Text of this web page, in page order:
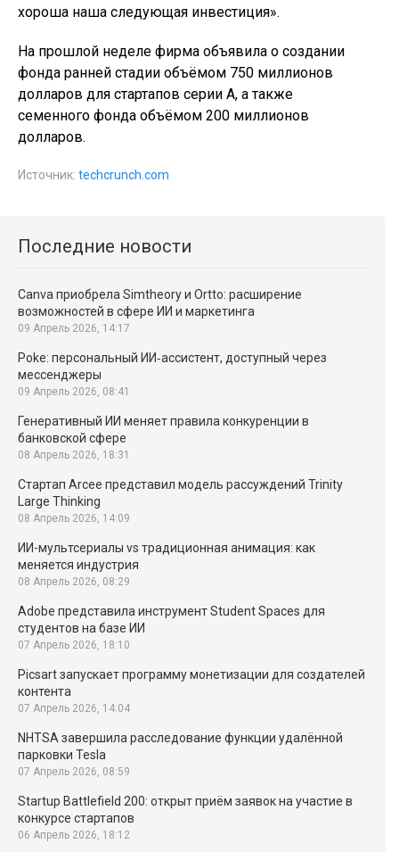
хороша наша следующая инвестиция».
На прошлой неделе фирма объявила о создании
фонда ранней стадии объёмом 750 миллионов
долларов для стартапов серии A, а также
семенного фонда объёмом 200 миллионов
долларов.
Источник: techcrunch.com
Последние новости
Canva приобрела Simtheory и Ortto: расширение
возможностей в сфере ИИ и маркетинга
09 Апрель 2026, 14:17
Poke: персональный ИИ‑ассистент, доступный через
мессенджеры
09 Апрель 2026, 08:41
Генеративный ИИ меняет правила конкуренции в
банковской сфере
08 Апрель 2026, 18:31
Стартап Arcee представил модель рассуждений Trinity
Large Thinking
08 Апрель 2026, 14:09
ИИ-мультсериалы vs традиционная анимация: как
меняется индустрия
08 Апрель 2026, 08:29
Adobe представила инструмент Student Spaces для
студентов на базе ИИ
07 Апрель 2026, 18:10
Picsart запускает программу монетизации для создателей
контента
07 Апрель 2026, 14:04
NHTSA завершила расследование функции удалённой
парковки Tesla
07 Апрель 2026, 08:59
Startup Battlefield 200: открыт приём заявок на участие в
конкурсе стартапов
06 Апрель 2026, 18:12